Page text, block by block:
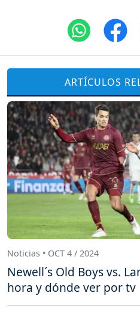
ARTÍCULOS
Noticias • OCT 4 / 2024
Newell´s Old Boys vs.
hora y dónde ver por tv